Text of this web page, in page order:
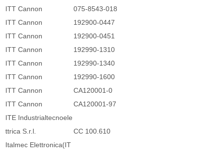
ITT Cannon
075-8543-018
ITT Cannon
192900-0447
ITT Cannon
192900-0451
ITT Cannon
192990-1310
ITT Cannon
192990-1340
ITT Cannon
192990-1600
ITT Cannon
CA120001-0
ITT Cannon
CA120001-97
ITE Industrialtecnoele
ttrica S.r.l.
CC 100.610
Italmec Elettronica(IT